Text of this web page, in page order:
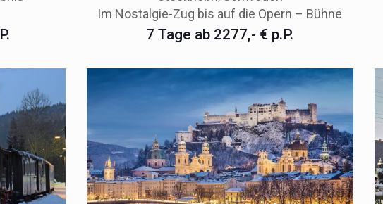
Im Nostalgie-Zug bis auf die Opern – Bühne
7 Tage ab 2277,- € p.P.